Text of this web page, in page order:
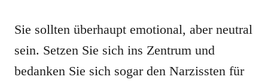
Sie sollten überhaupt emotional, aber neutral
sein. Setzen Sie sich ins Zentrum und
bedanken Sie sich sogar den Narzissten für